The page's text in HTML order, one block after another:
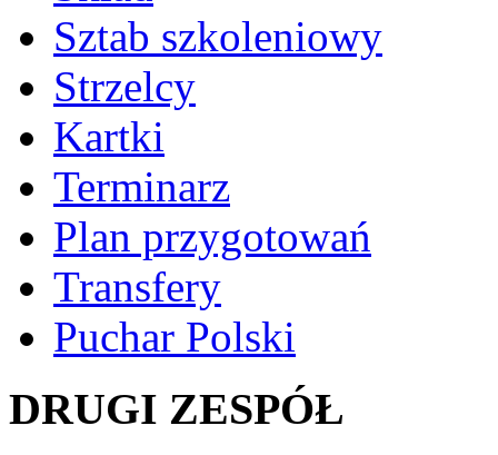
Sztab szkoleniowy
Strzelcy
Kartki
Terminarz
Plan przygotowań
Transfery
Puchar Polski
DRUGI ZESPÓŁ